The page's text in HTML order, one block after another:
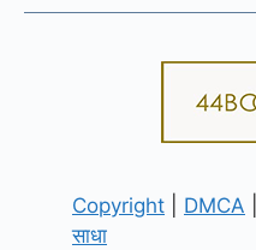
Copyright DMCA
साधा